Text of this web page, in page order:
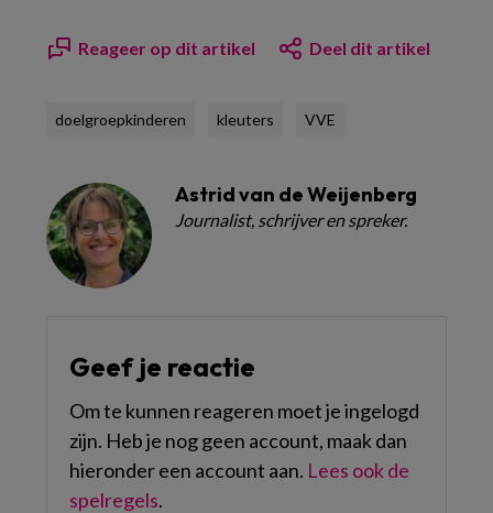
Reageer op dit artikel Deel dit artikel
doelgroepkinderen kleuters VVE
Astrid van de Weijenberg
Journalist, schrijver en spreker.
Geef je reactie
Om te kunnen reageren moet je ingelogd
zijn. Heb je nog geen account, maak dan
hieronder een account aan. Lees ook de
spelregels.